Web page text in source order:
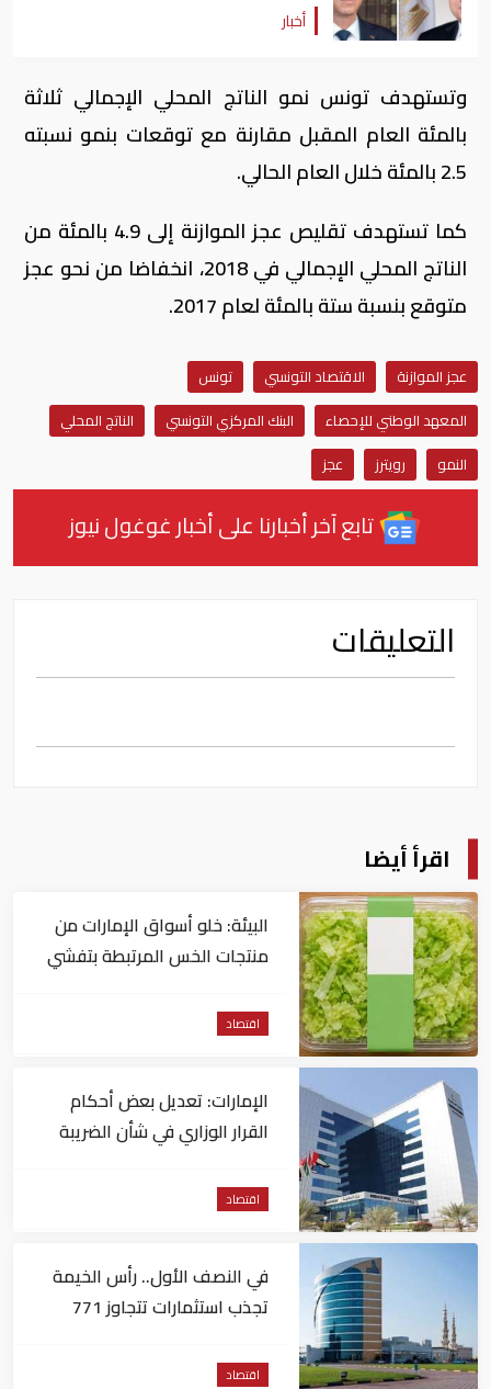
أخبار
وتستهدف تونس نمو الناتج المحلي الإجمالي ثلاثة
بالمئة العام المقبل مقارنة مع توقعات بنمو نسبته
2.5 بالمئة خلال العام الحالي.
كما تستهدف تقليص عجز الموازنة إلى 4.9 بالمئة من
الناتج المحلي الإجمالي في 2018، انخفاضا من نحو عجز
متوقع بنسبة ستة بالمئة لعام 2017.
عجز الموازنة الاقتصاد التونسي
تونس
المعهد الوطني للإحصاء
البنك المركزي التونسي
الناتج المحلي
النمو
رويترز عجز
تابع آخر أخبارنا على أخبار غوغول نيوز
التعليقات
اقرأ أيضا
البيئة: خلو أسواق الإمارات من
منتجات الخس المرتبطة بتفشي
اقتصاد
الإمارات: تعديل بعض أحكام
القرار الوزاري في شأن الضريبة
اقتصاد
في النصف الأول.. رأس الخيمة
تجذب استثمارات تتجاوز 771
اقتصاد